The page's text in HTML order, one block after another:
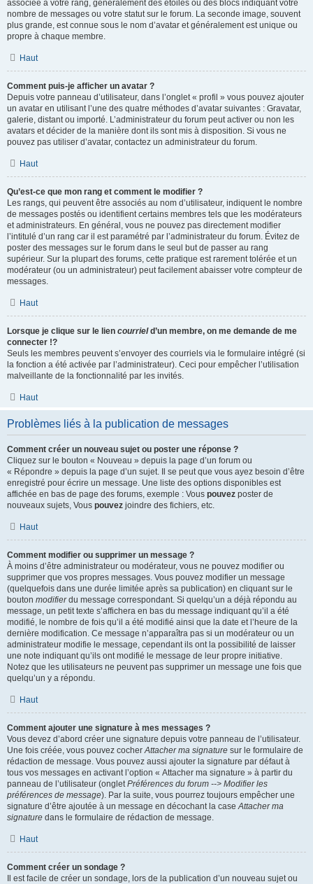
associée à votre rang, généralement des étoiles ou des blocs indiquant votre
nombre de messages ou votre statut sur le forum. La seconde image, souvent
plus grande, est connue sous le nom d’avatar et généralement est unique ou
propre à chaque membre.
Haut
Comment puis-je afficher un avatar ?
Depuis votre panneau d’utilisateur, dans l’onglet « profil » vous pouvez ajouter
un avatar en utilisant l’une des quatre méthodes d’avatar suivantes : Gravatar,
galerie, distant ou importé. L’administrateur du forum peut activer ou non les
avatars et décider de la manière dont ils sont mis à disposition. Si vous ne
pouvez pas utiliser d’avatar, contactez un administrateur du forum.
Haut
Qu’est-ce que mon rang et comment le modifier ?
Les rangs, qui peuvent être associés au nom d’utilisateur, indiquent le nombre
de messages postés ou identifient certains membres tels que les modérateurs
et administrateurs. En général, vous ne pouvez pas directement modifier
l’intitulé d’un rang car il est paramétré par l’administrateur du forum. Évitez de
poster des messages sur le forum dans le seul but de passer au rang
supérieur. Sur la plupart des forums, cette pratique est rarement tolérée et un
modérateur (ou un administrateur) peut facilement abaisser votre compteur de
messages.
Haut
Lorsque je clique sur le lien courrield’un membre, on me demande de me
connecter !?
Seuls les membres peuvent s’envoyer des courriels via le formulaire intégré (si
la fonction a été activée par l’administrateur). Ceci pour empêcher l’utilisation
malveillante de la fonctionnalité par les invités.
Haut
Problèmes liés à la publication de messages
Comment créer un nouveau sujet ou poster une réponse ?
Cliquez sur le bouton « Nouveau » depuis la page d’un forum ou
« Répondre » depuis la page d’un sujet. Il se peut que vous ayez besoin d’être
enregistré pour écrire un message. Une liste des options disponibles est
affichée en bas de page des forums, exemple : Vous pouvez poster de
nouveaux sujets, Vous pouvez joindre des fichiers, etc.
Haut
Comment modifier ou supprimer un message ?
À moins d’être administrateur ou modérateur, vous ne pouvez modifier ou
supprimer que vos propres messages. Vous pouvez modifier un message
(quelquefois dans une durée limitée après sa publication) en cliquant sur le
bouton modifierdu message correspondant. Si quelqu’un a déjà répondu au
message, un petit texte s’affichera en bas du message indiquant qu’il a été
modifié, le nombre de fois qu’il a été modifié ainsi que la date et l’heure de la
dernière modification. Ce message n’apparaîtra pas si un modérateur ou un
administrateur modifie le message, cependant ils ont la possibilité de laisser
une note indiquant qu’ils ont modifié le message de leur propre initiative.
Notez que les utilisateurs ne peuvent pas supprimer un message une fois que
quelqu’un y a répondu.
Haut
Comment ajouter une signature à mes messages ?
Vous devez d’abord créer une signature depuis votre panneau de l’utilisateur.
Une fois créée, vous pouvez cocherAttacher ma signature sur le formulaire de
rédaction de message. Vous pouvez aussi ajouter la signature par défaut à
tous vos messages en activant l’option « Attacher ma signature » à partir du
panneau de l’utilisateur (ongletPréférences du forum --> Modifier les
préférences de message). Par la suite, vous pourrez toujours empêcher une
signature d’être ajoutée à un message en décochant la caseAttacher ma
signature dans le formulaire de rédaction de message.
Haut
Comment créer un sondage ?
Il est facile de créer un sondage, lors de la publication d’un nouveau sujet ou